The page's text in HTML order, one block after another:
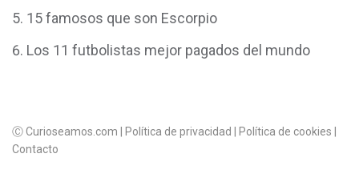
15 famosos que son Escorpio
Los 11 futbolistas mejor pagados del mundo
Ⓒ Curioseamos.com | Política de privacidad Política de cookies
Contacto